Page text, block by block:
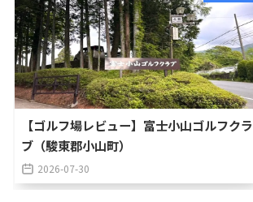
【ゴルフ場レビュー】富士小山ゴルフクラ
ブ（駿東郡小山町）
2026-07-30